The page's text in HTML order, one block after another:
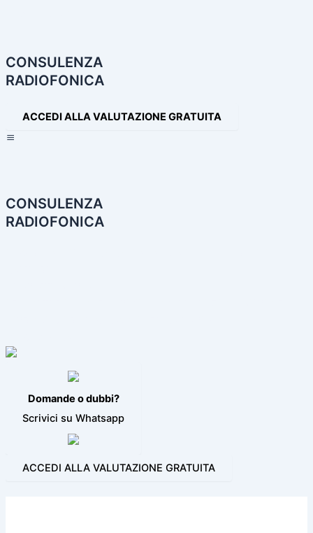
CONSULENZA
RADIOFONICA
ACCEDI ALLA VALUTAZIONE GRATUITA
CONSULENZA
RADIOFONICA
Domande o dubbi?
Scrivici su Whatsapp
ACCEDI ALLA VALUTAZIONE GRATUITA